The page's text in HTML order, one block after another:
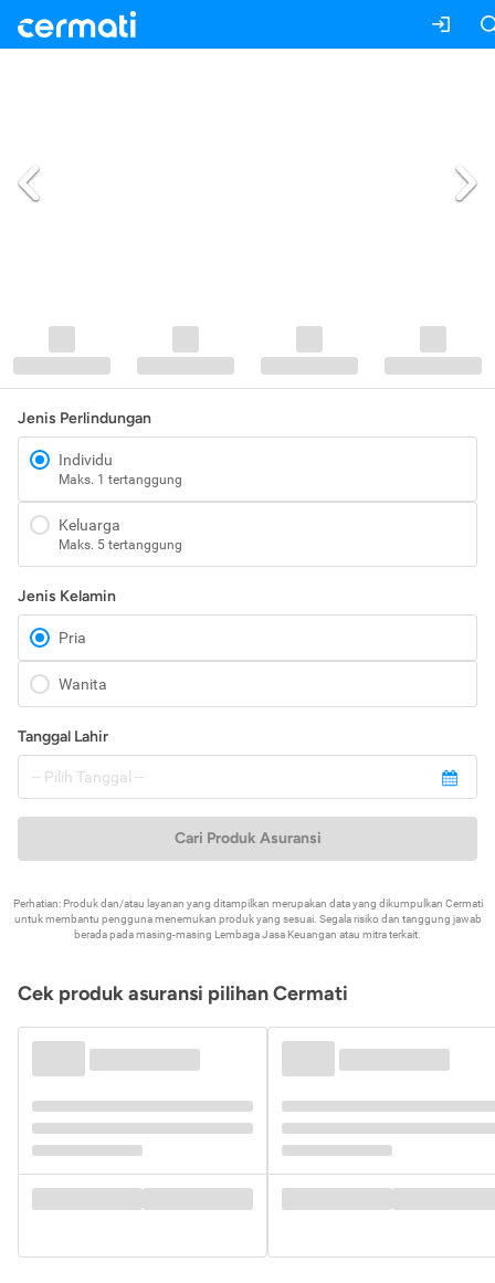
Jenis Perlindungan
Individu
Maks. 1 tertanggung
Keluarga
Maks. 5 tertanggung
Jenis Kelamin
Pria
Wanita
Tanggal Lahir
Cari Produk Asuransi
Perhatian: Produk dan/atau layanan yang ditampilkan merupakan data yang dikumpulkan Cermati
untuk membantu pengguna menemukan produk yang sesuai. Segala risiko dan tanggung jawab
berada pada masing-masing Lembaga Jasa Keuangan atau mitra terkait.
Cek produk asuransi pilihan Cermati